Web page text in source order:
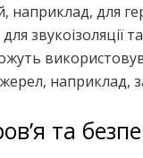
наприклад, для
звукоізоляції
наприклад,
та